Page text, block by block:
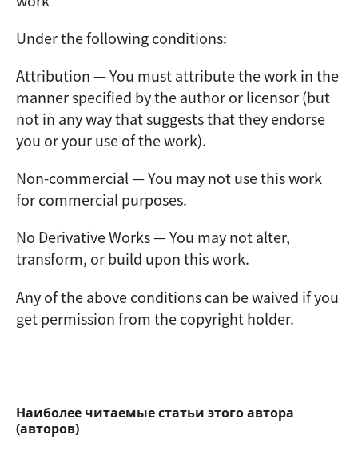
Under the following conditions:
Attribution — You must attribute the work in the
manner specified by the author or licensor (but
not in any way that suggests that they endorse
you or your use of the work).
Non-commercial — You may not use this work
for commercial purposes.
No Derivative Works — You may not alter,
transform, or build upon this work.
Any of the above conditions can be waived if you
get permission from the copyright holder.
Наиболее читаемые статьи этого автора
(авторов)